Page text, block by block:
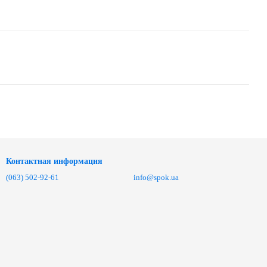
Контактная информация
(063) 502-92-61
info@spok.ua